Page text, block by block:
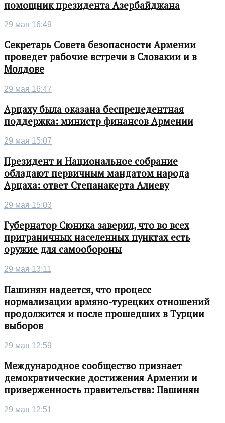
помощник президента Азербайджана
29 мая 16:49
Секретарь Совета безопасности Армении
проведет рабочие встречи в Словакии и в
Молдове
29 мая 16:47
Арцаху была оказана беспрецедентная
поддержка: министр финансов Армении
29 мая 15:07
Президент и Национальное собрание
обладают первичным мандатом народа
Арцаха: ответ Степанакерта Алиеву
29 мая 15:03
Губернатор Сюника заверил, что во всех
приграничных населенных пунктах есть
оружие для самообороны
29 мая 13:11
Пашинян надеется, что процесс
нормализации армяно-турецких отношений
продолжится и после прошедших в Турции
выборов
29 мая 12:59
Международное сообщество признает
демократические достижения Армении и
приверженность правительства: Пашинян
29 мая 12:51